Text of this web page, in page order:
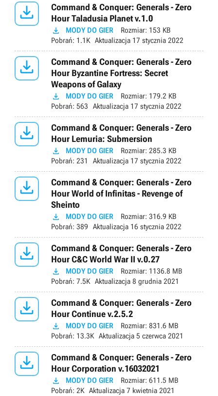

Command & Conquer: Generals - Zero
Hour Taladusia Planet v.1.0
 MODY DO GIER Rozmiar: 153 KB
Pobrań: 1.1K Aktualizacja 17 stycznia 2022

Command & Conquer: Generals - Zero
Hour Byzantine Fortress: Secret
Weapons of Galaxy
 MODY DO GIER Rozmiar: 179.2 KB
Pobrań: 563 Aktualizacja 17 stycznia 2022

Command & Conquer: Generals - Zero
Hour Lemuria: Submersion
 MODY DO GIER Rozmiar: 285.3 KB
Pobrań: 231 Aktualizacja 17 stycznia 2022

Command & Conquer: Generals - Zero
Hour World of Infinitas - Revenge of
Sheinto
 MODY DO GIER Rozmiar: 316.9 KB
Pobrań: 389 Aktualizacja 16 stycznia 2022

Command & Conquer: Generals - Zero
Hour C&C World War II v.0.27
 MODY DO GIER Rozmiar: 1136.8 MB
Pobrań: 7.5K Aktualizacja 8 grudnia 2021

Command & Conquer: Generals - Zero
Hour Continue v.2.5.2
 MODY DO GIER Rozmiar: 831.6 MB
Pobrań: 13.3K Aktualizacja 5 czerwca 2021

Command & Conquer: Generals - Zero
Hour Corporation v.16032021
 MODY DO GIER Rozmiar: 611.5 MB
Pobrań: 2K Aktualizacja 7 kwietnia 2021